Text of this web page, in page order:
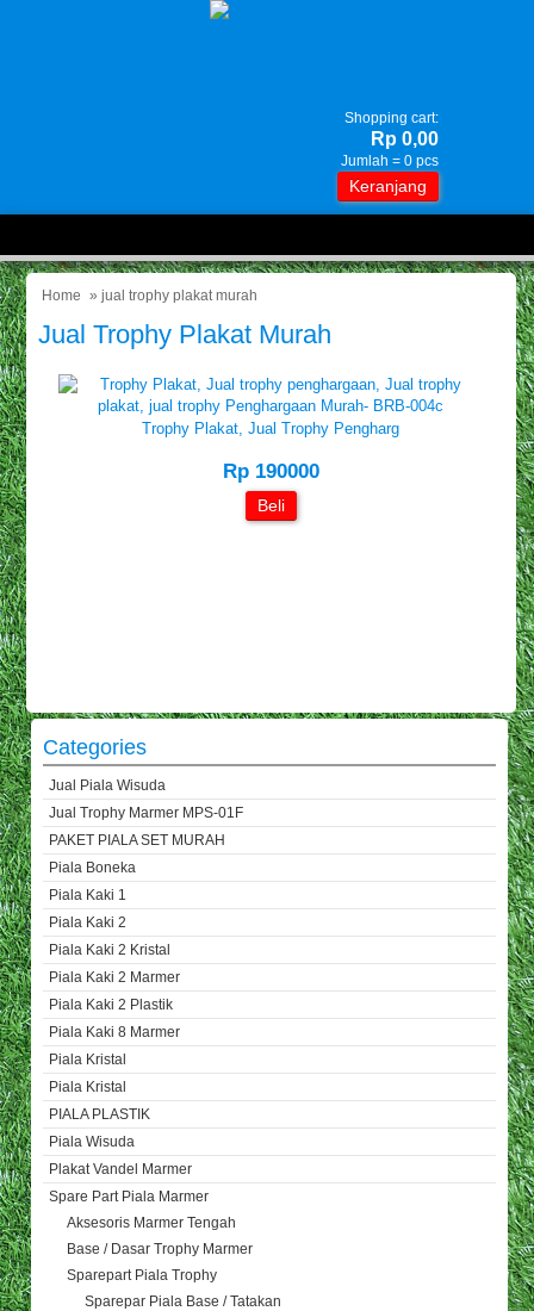
Shopping cart:
Rp 0,00
Jumlah = 0 pcs
Keranjang
Home » jual trophy plakat murah
Jual Trophy Plakat Murah
Trophy Plakat, Jual Trophy Pengharg
Rp 190000
Beli
Categories
Jual Piala Wisuda
Jual Trophy Marmer MPS-01F
PAKET PIALA SET MURAH
Piala Boneka
Piala Kaki 1
Piala Kaki 2
Piala Kaki 2 Kristal
Piala Kaki 2 Marmer
Piala Kaki 2 Plastik
Piala Kaki 8 Marmer
Piala Kristal
Piala Kristal
PIALA PLASTIK
Piala Wisuda
Plakat Vandel Marmer
Spare Part Piala Marmer
Aksesoris Marmer Tengah
Base / Dasar Trophy Marmer
Sparepart Piala Trophy
Sparepar Piala Base / Tatakan